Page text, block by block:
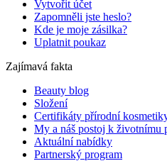
Vytvořit účet
Zapomněli jste heslo?
Kde je moje zásilka?
Uplatnit poukaz
Zajímavá fakta
Beauty blog
Složení
Certifikáty přírodní
My a náš postoj k životnímu
Aktuální nabídky
Partnerský program